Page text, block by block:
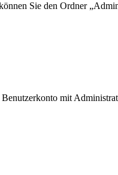
Sie den Ordner
mit